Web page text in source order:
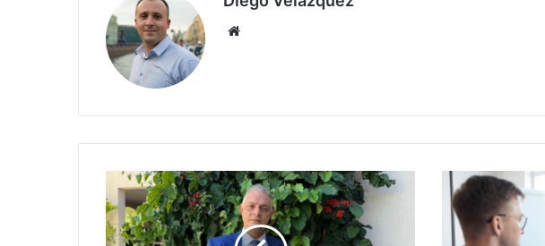
Concessões
de
energia
e
Crise
na
Saúde
em